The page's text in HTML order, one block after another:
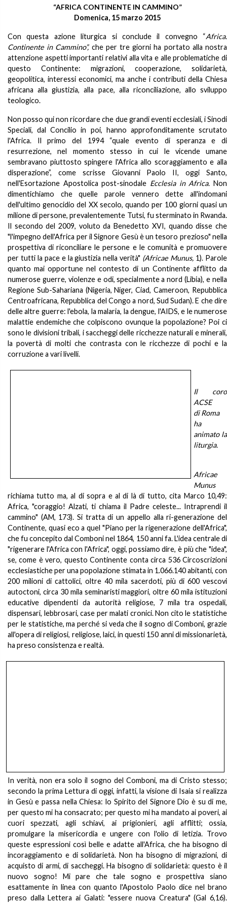
“AFRICA CONTINENTE IN CAMMINO”
Domenica, 15 marzo 2015
Con questa azione liturgica si conclude il convegno “Africa.
Continente in Cammino”, che per tre giorni ha portato alla nostra
attenzione aspetti importanti relativi alla vita e alle problematiche di
questo Continente: migrazioni, cooperazione, solidarietà,
geopolitica, interessi economici, ma anche i contributi della Chiesa
africana alla giustizia, alla pace, alla riconciliazione, allo sviluppo
teologico.
Non posso qui non ricordare che due grandi eventi ecclesiali, i Sinodi
Speciali, dal Concilio in poi, hanno approfonditamente scrutato
l'Africa. Il primo del 1994 “quale evento di speranza e di
resurrezione, nel momento stesso in cui le vicende umane
sembravano piuttosto spingere l'Africa allo scoraggiamento e alla
disperazione”, come scrisse Giovanni Paolo II, oggi Santo,
nell'Esortazione Apostolica post-sinodale Ecclesia in Africa. Non
dimentichiamo che quelle parole vennero dette all'indomani
dell'ultimo genocidio del XX secolo, quando per 100 giorni quasi un
milione di persone, prevalentemente Tutsi, fu sterminato in Rwanda.
Il secondo del 2009, voluto da Benedetto XVI, quando disse che
"l'impegno dell'Africa per il Signore Gesù è un tesoro prezioso" nella
prospettiva di riconciliare le persone e le comunità e promuovere
per tutti la pace e la giustizia nella verità" (Africae Munus, 1). Parole
quanto mai opportune nel contesto di un Continente afflitto da
numerose guerre, violenze e odi, specialmente a nord (Libia), e nella
Regione Sub-Sahariana (Nigeria, Niger, Ciad, Cameroon, Repubblica
Centroafricana, Repubblica del Congo a nord, Sud Sudan). E che dire
delle altre guerre: l'ebola, la malaria, la dengue, l'AIDS, e le numerose
malattie endemiche che colpiscono ovunque la popolazione? Poi ci
sono le divisioni tribali, i saccheggi delle ricchezze naturali e minerali,
la povertà di molti che contrasta con le ricchezze di pochi e la
corruzione a vari livelli.
Il coro
ACSE
di Roma
ha
animato la
liturgia.
Africae
Munus
richiama tutto ma, al di sopra e al di là di tutto, cita Marco 10,49:
Africa, "coraggio! Alzati, ti chiama il Padre celeste... Intraprendi il
cammino" (AM, 173). Si tratta di un appello alla ri-generazione del
Continente, quasi eco a quel "Piano per la rigenerazione dell'Africa",
che fu concepito dal Comboni nel 1864, 150 anni fa. L'idea centrale di
"rigenerare l'Africa con l'Africa", oggi, possiamo dire, è più che "idea",
se, come è vero, questo Continente conta circa 536 Circoscrizioni
ecclesiastiche per una popolazione stimata in 1.066.140 abitanti, con
200 milioni di cattolici, oltre 40 mila sacerdoti, più di 600 vescovi
autoctoni, circa 30 mila seminaristi maggiori, oltre 60 mila istituzioni
educative dipendenti da autorità religiose, 7 mila tra ospedali,
dispensari, lebbrosari, case per malati cronici. Non cito le statistiche
per le statistiche, ma perché si veda che il sogno di Comboni, grazie
all'opera di religiosi, religiose, laici, in questi 150 anni di missionarietà,
ha preso consistenza e realtà.
In verità, non era solo il sogno del Comboni, ma di Cristo stesso;
secondo la prima Lettura di oggi, infatti, la visione di Isaia si realizza
in Gesù e passa nella Chiesa: lo Spirito del Signore Dio è su di me,
per questo mi ha consacrato; per questo mi ha mandato ai poveri, ai
cuori spezzati, agli schiavi, ai prigionieri, agli afflitti; ossia,
promulgare la misericordia e ungere con l'olio di letizia. Trovo
queste espressioni così belle e adatte all'Africa, che ha bisogno di
incoraggiamento e di solidarietà. Non ha bisogno di migrazioni, di
acquisto di armi, di saccheggi. Ha bisogno di solidarietà: questo è il
nuovo sogno! Mi pare che tale sogno e prospettiva siano
esattamente in linea con quanto l'Apostolo Paolo dice nel brano
preso dalla Lettera ai Galati: "essere nuova Creatura" (Gal 6,16).